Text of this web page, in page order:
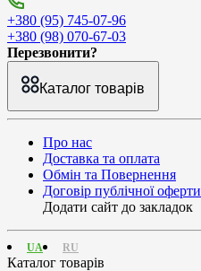
+380 (95) 745-07-96
+380 (98) 070-67-03
Перезвонити?
Каталог товарів
Про нас
Доставка та оплата
Обмін та Повернення
Договір публічної оферти
Додати сайт до закладок
RU
UA
Каталог товарів